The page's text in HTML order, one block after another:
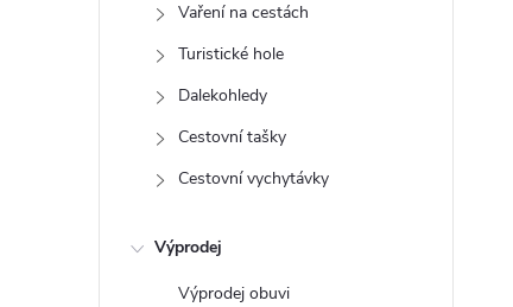
Vaření na cestách
Turistické hole
Dalekohledy
Cestovní tašky
Cestovní vychytávky
Výprodej
Výprodej obuvi